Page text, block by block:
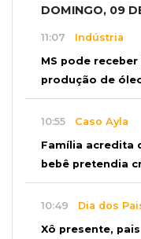
DOMINGO, 09
11:07 Indústria
MS pode
produção de
10:55 Caso Ayla
Família acredita
bebê pretendia
10:49 Dia dos
Xô presente,